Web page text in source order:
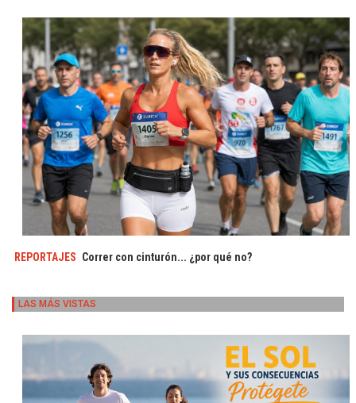
REPORTAJES Correr con cinturón... ¿por qué no?
LAS MÁS VISTAS